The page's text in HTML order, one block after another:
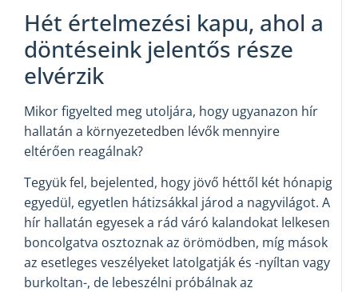
Hét értelmezési kapu, ahol a
döntéseink jelentős része
elvérzik
Mikor figyelted meg utoljára, hogy ugyanazon hír
hallatán a környezetedben lévők mennyire
eltérően reagálnak?
Tegyük fel, bejelented, hogy jövő héttől két hónapig
egyedül, egyetlen hátizsákkal járod a nagyvilágot. A
hír hallatán egyesek a rád váró kalandokat lelkesen
boncolgatva osztoznak az örömödben, míg mások
az esetleges veszélyeket latolgatják és -nyíltan vagy
burkoltan-, de lebeszélni próbálnak az